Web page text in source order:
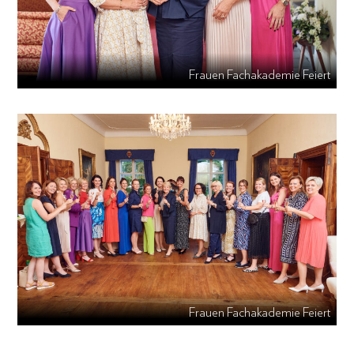
Frauen Fachakademie Feiert
Frauen Fachakademie Feiert